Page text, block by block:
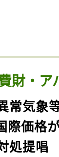
財・ア
常気象
際価格
処提唱